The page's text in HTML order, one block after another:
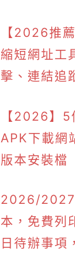
【2026推
縮短網址工
擊、連結追
【2026】
APK下載網
版本安裝檔
2026/2027
本，免費列
日待辦事項